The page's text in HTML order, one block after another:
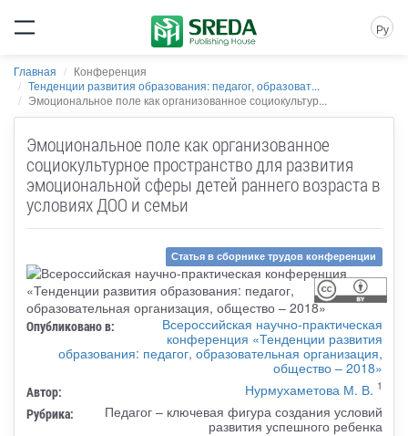
Ру
Главная
Конференция
Тенденции развития образования: педагог, образоват...
Эмоциональное поле как организованное социокультур...
Эмоциональное поле как организованное
социокультурное пространство для развития
эмоциональной сферы детей раннего возраста в
условиях ДОО и семьи
Статья в сборнике трудов конференции
Опубликовано в:
Всероссийская научно-практическая
конференция «Тенденции развития
образования: педагог, образовательная организация,
общество – 2018»
Автор: Нурмухаметова М. В. 1
Рубрика:
Педагог – ключевая фигура создания условий
развития успешного ребенка